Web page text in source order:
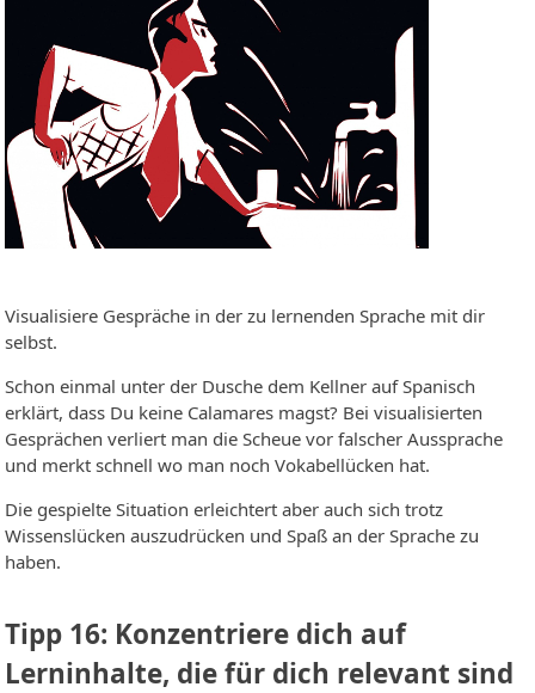
Visualisiere Gespräche in der zu lernenden Sprache mit dir
selbst.
Schon einmal unter der Dusche dem Kellner auf Spanisch
erklärt, dass Du keine Calamares magst? Bei visualisierten
Gesprächen verliert man die Scheue vor falscher Aussprache
und merkt schnell wo man noch Vokabellücken hat.
Die gespielte Situation erleichtert aber auch sich trotz
Wissenslücken auszudrücken und Spaß an der Sprache zu
haben.
Tipp 16: Konzentriere dich auf
Lerninhalte, die für dich relevant sind